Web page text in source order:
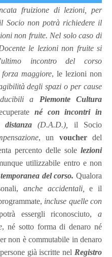
fruizione di lezioni, per
Socio non potrà richiedere il
non fruite. Nel solo caso di
le lezioni non fruite si
incontro del corso
maggiore, le lezioni non
degli spazi o per cause
a Piemonte Cultura
né con incontri in
(D.A.D.),
il Socio
, un voucherdel
percento delle sole lezioni
utilizzabile entro e non
del corso. Qualora
anche accidentali,
e il
incluse quelle con
essergli riconosciuto, a
, né sotto forma di denaro né
non è commutabile in denaro
già iscritte nel Registro